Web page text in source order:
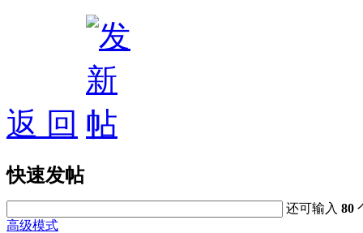
返 回
快速发帖
还可输入80
高级模式